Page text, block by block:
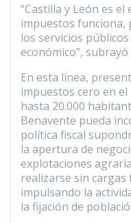
“Castilla y León es
impuestos funciona,
los servicios
económico”,
En esta línea,
impuestos cero en
hasta 20.000
Benavente pueda
política fiscal
la apertura de
explotaciones
realizarse sin cargas
impulsando la
la fijación de